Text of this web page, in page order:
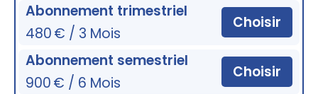
Abonnement trimestriel
480 € / 3 Mois
Choisir
Abonnement semestriel
900 € / 6 Mois
Choisir